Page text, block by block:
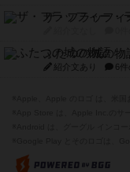
ザ・フラッフィ
ふたつの城の物
紹介文あり 6件